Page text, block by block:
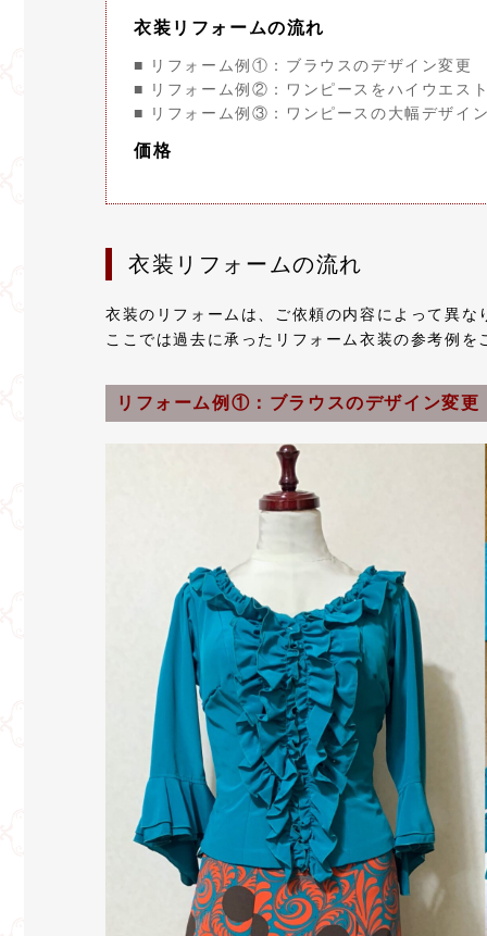
衣装リフォームの流れ
■ リフォーム例①：ブラウスのデザイン変更
■ リフォーム例②：ワンピースをハイウエス
■ リフォーム例③：ワンピースの大幅デザイ
価格
衣装リフォームの流れ
衣装のリフォームは、ご依頼の内容によって異な
ここでは過去に承ったリフォーム衣装の参考例を
リフォーム例①：ブラウスのデザイン変更